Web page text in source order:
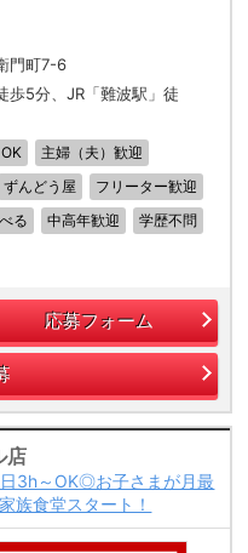
門町7-6
歩5分、JR「難波駅」徒
主婦（夫）歓迎
ずんどう屋
フリーター歓迎
る 中高年歓迎
学歴不問
応募フォーム
店
3h～OK◎お子さまが月最
族食堂スタート！